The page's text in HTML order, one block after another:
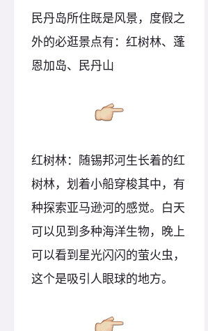
民丹岛所住既是风景，度假之
外的必逛景点有：红树林、蓬
恩加岛、民丹山
红树林：随锡邦河生长着的红
树林，划着小船穿梭其中，有
种探索亚马逊河的感觉。白天
可以见到多种海洋生物，晚上
可以看到星光闪闪的萤火虫，
这个是吸引人眼球的地方。